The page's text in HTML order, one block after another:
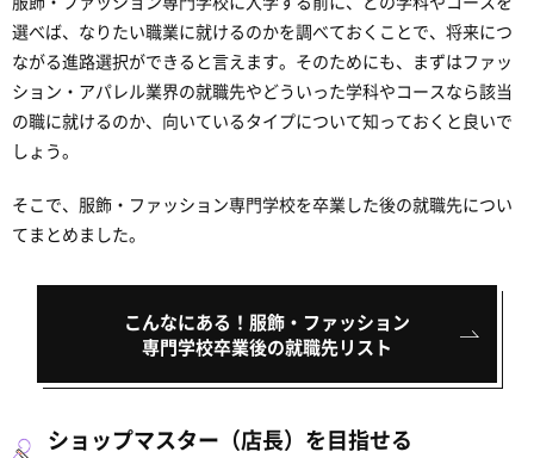
選べば、なりたい職業に就けるのかを調べておくことで、将来につ
ながる進路選択ができると言えます。そのためにも、まずはファッ
ション・アパレル業界の就職先やどういった学科やコースなら該当
の職に就けるのか、向いているタイプについて知っておくと良いで
しょう。
そこで、服飾・ファッション専門学校を卒業した後の就職先につい
てまとめました。
こんなにある！服飾・ファッション
専門学校卒業後の就職先リスト
ショップマスター（店長）を目指せる